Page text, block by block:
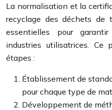
La normalisation et la
recyclage des déchets
essentielles pour
industries utilisatrices. Ce
étapes :
Établissement de
pour chaque type de
Développement de